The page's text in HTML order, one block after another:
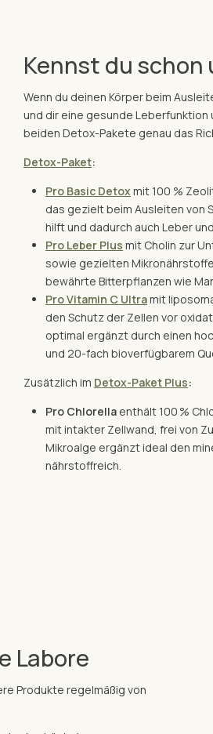
Kennst du schon
Wenn du deinen Körper beim
und dir eine gesunde Leberfunktion
beiden Detox-Pakete genau das
Detox-Paket:
Pro Basic Detoxmit 100 %
das gezielt beim Ausleiten von
hilft und dadurch auch Leber
Pro Leber Plus mit Cholin zur
sowie gezielten
bewährte Bitterpflanzen wie
Pro Vitamin C Ultramit
den Schutz der Zellen vor
optimal ergänzt durch einen
und 20-fach bioverfügbarem
Zusätzlich im Detox-Paket Plus:
Pro Chlorella enthält 100 %
mit intakter Zellwand, frei von
Mikroalge ergänzt ideal den
nährstoffreich.
Labore
Produkte regelmäßig von